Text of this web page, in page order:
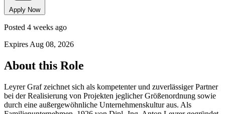
Apply Now
Posted 4 weeks ago
Expires Aug 08, 2026
About this Role
Leyrer Graf zeichnet sich als kompetenter und zuverlässiger Partner
bei der Realisierung von Projekten jeglicher Größenordnung sowie
durch eine außergewöhnliche Unternehmenskultur aus. Als